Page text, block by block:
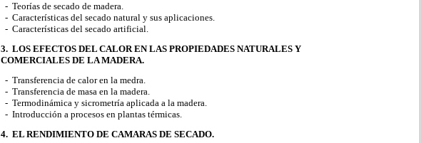
- Teorías de secado de madera.
- Características del secado natural y sus aplicaciones.
- Características del secado artificial.
3. LOS EFECTOS DEL CALOR EN LAS PROPIEDADES NATURALES Y
COMERCIALES DE LA MADERA.
- Transferencia de calor en la medra.
- Transferencia de masa en la madera.
- Termodinámica y sicrometría aplicada a la madera.
- Introducción a procesos en plantas térmicas.
4. EL RENDIMIENTO DE CAMARAS DE SECADO.